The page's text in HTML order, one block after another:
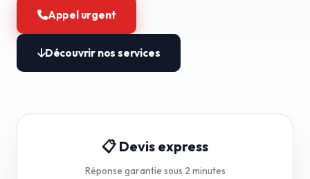
Appel urgent
Découvrir nos services
📋 Devis express
Réponse garantie sous 2 minutes